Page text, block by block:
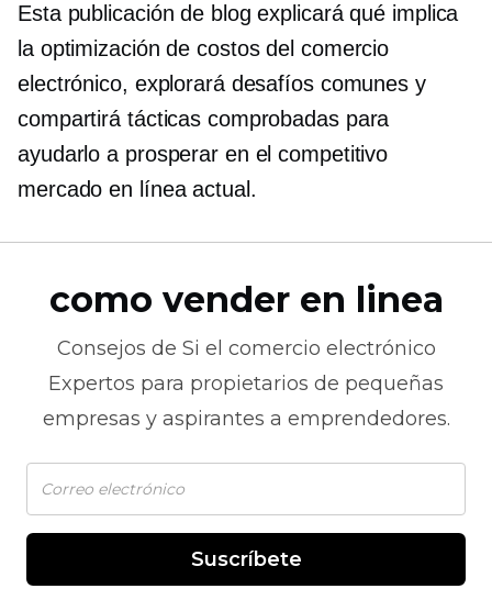
Esta publicación de blog explicará qué implica
la optimización de costos del comercio
electrónico, explorará desafíos comunes y
compartirá tácticas comprobadas para
ayudarlo a prosperar en el competitivo
mercado en línea actual.
como vender en linea
Consejos de Si el comercio electrónico
Expertos para propietarios de pequeñas
empresas y aspirantes a emprendedores.
Suscríbete